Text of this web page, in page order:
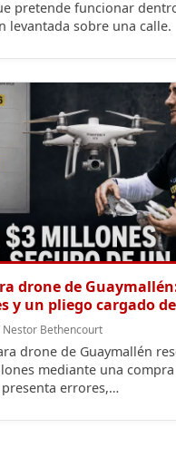
drone de
y un pliego cargado
drone de Guaymallén
mediante una
errores,…
Ver más